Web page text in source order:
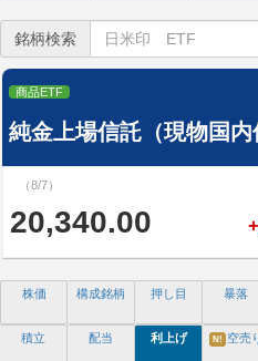
銘柄検索
商品ETF
純金上場信託（現物国内
（8/7）
20,340.00
株価 構成銘柄 押し目 暴落
積立 配当 利上げ N! 空売